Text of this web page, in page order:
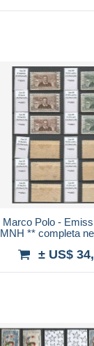
Marco Polo -
** completa
± US$